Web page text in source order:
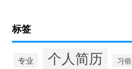
标签
专业 个人简历 习俗